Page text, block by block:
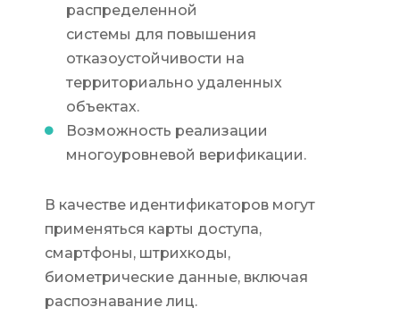
распределенной
системы для повышения
отказоустойчивости на
территориально удаленных
объектах.
Возможность реализации
многоуровневой верификации.
В качестве идентификаторов могут
применяться карты доступа,
смартфоны, штрихкоды,
биометрические данные, включая
распознавание лиц.